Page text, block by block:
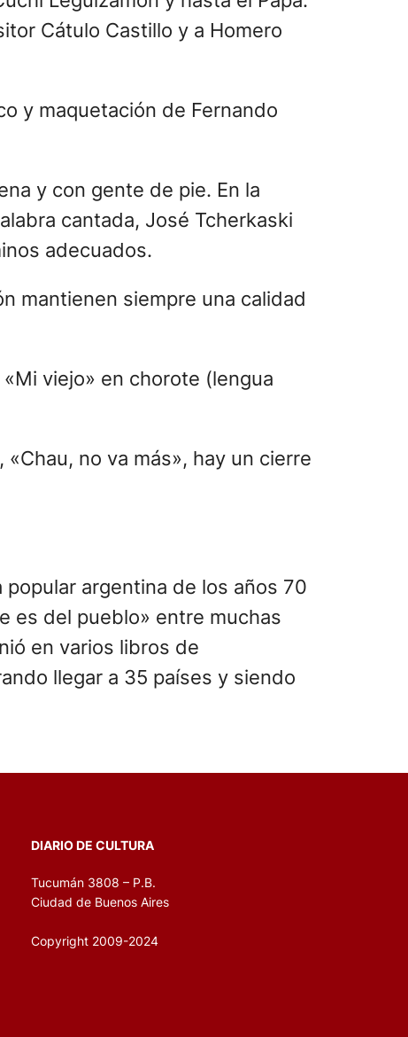
Cátulo Castillo y a Homero
y maquetación de Fernando
y con gente de pie. En la
cantada, José Tcherkaski
adecuados.
mantienen siempre una calidad
viejo» en chorote (lengua
no va más», hay un cierre
argentina de los años 70
es del pueblo» entre muchas
en varios libros de
llegar a 35 países y siendo
DIARIO DE CULTURA
Tucumán 3808 – P.B.
Ciudad de Buenos Aires
Copyright 2009-2024